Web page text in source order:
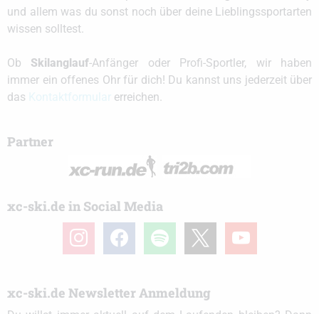
und allem was du sonst noch über deine Lieblingssportarten
wissen solltest.
Ob Skilanglauf-Anfänger oder Profi-Sportler, wir haben
immer ein offenes Ohr für dich! Du kannst uns jederzeit über
das
erreichen.
Partner
xc-ski.de in Social Media
instagramfacebook spotify youtube
xc-ski.de Newsletter Anmeldung